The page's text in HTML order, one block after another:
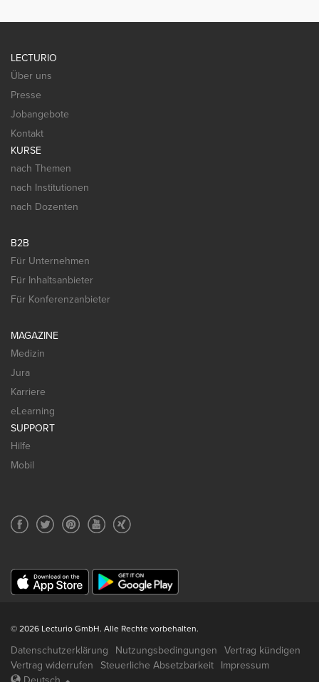
LECTURIO
Über uns
Presse
Jobangebote
Kontakt
KURSE
nach Themen
nach Institutionen
nach Dozenten
B2B
Für Unternehmen
Für Inhaltsanbieter
Für Konferenzanbieter
MAGAZINE
Medizin
Jura
Karriere
eLearning
SUPPORT
Hilfe
Mobil
© 2026 Lecturio GmbH. Alle Rechte vorbehalten.
Datenschutzerklärung Nutzungsbedingungen
Vertrag kündigen
Vertrag widerrufen
Steuerliche Absetzbarkeit
Impressum